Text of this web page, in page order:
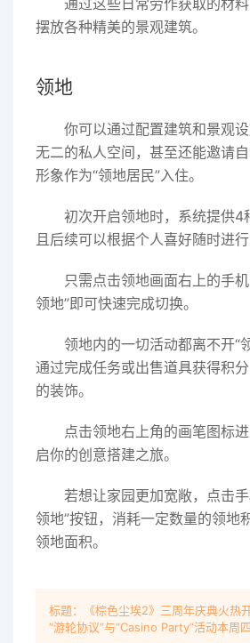
通过这些日常劳作获取的材
摆放各种精美的景观建筑。
领地
你可以通过配置建筑和景观
无二的私人空间，甚至还能邀请
形象作为“领地居民”入住。
初次开启领地时，系统提供4
且后续可以根据个人喜好随时进行
只需点击领地画面右上的手
领地”即可快速完成切换。
领地内的一切活动都离不开“
通过完成任务或出售道具获得积
的装饰。
点击领地右上角的画笔图标
启你的创意搭建之旅。
若想让家园更加宽敞，点击
领地”按钮，消耗一定数量的领地
领地面积。
标题：《棕色尘埃2》三周年庆典火热
“游轮协议”与“Casino Party”活动本周